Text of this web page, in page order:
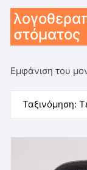
στόματος
Εμφάνιση του